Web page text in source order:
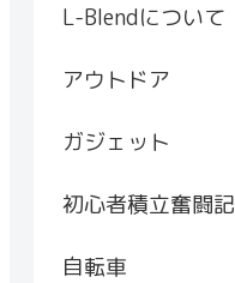
L-Blendについて
アウトドア
ガジェット
初心者積立奮闘記
自転車